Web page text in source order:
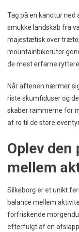
Tag på en kanotur ned
smukke landskab fra
majestætisk over
mountainbikeruter
de mest erfarne ryttere.
Når aftenen nærmer
riste skumfiduser og
skaber rammerne for
af ro til de store
Oplev
mellem
Silkeborg er et unikt
balance mellem
forfriskende
efterfulgt af en